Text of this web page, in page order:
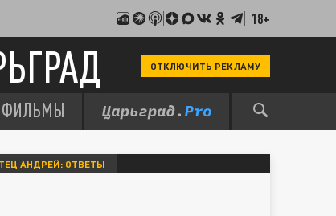
18+
ОТКЛЮЧИТЬ РЕКЛАМУ
ФИЛЬМЫ
АНДРЕЙ: ОТВЕТЫ